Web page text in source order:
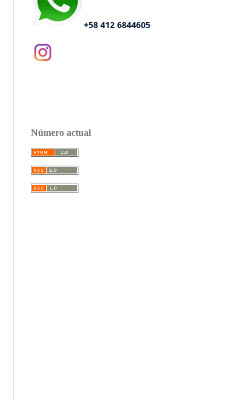
+58 412 6844605
Número actual